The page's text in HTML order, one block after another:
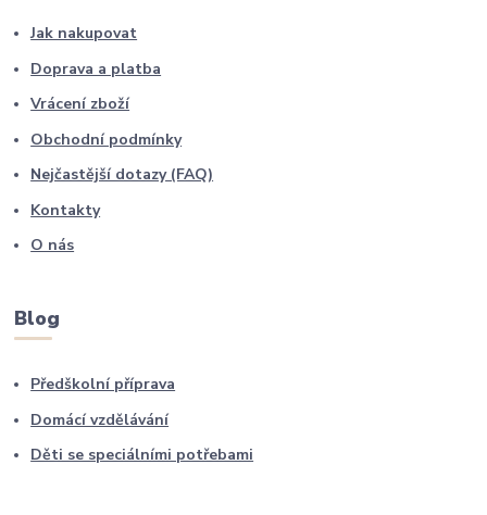
Jak nakupovat
Doprava a platba
Vrácení zboží
Obchodní podmínky
Nejčastější dotazy (FAQ)
Kontakty
O nás
Blog
Předškolní příprava
Domácí vzdělávání
Děti se speciálními potřebami